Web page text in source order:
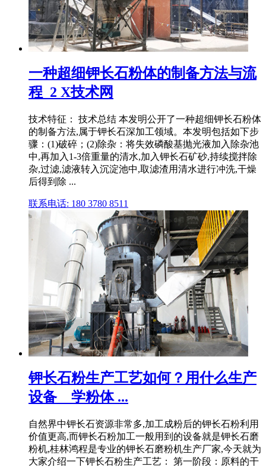
一种超细钾长石粉体的制备方法与流
程_2 X技术网
技术特征： 技术总结 本发明公开了一种超细钾长石粉体
的制备方法,属于钾长石深加工领域。本发明包括如下步
骤：(1)破碎；(2)除杂：将失效磷酸基抛光液加入除杂池
中,再加入1‑3倍重量的清水,加入钾长石矿砂,持续搅拌除
杂,过滤,滤液转入沉淀池中,取滤渣用清水进行冲洗,干燥
后得到除 ...
联系电话: 180 3780 8511
钾长石粉生产工艺如何？用什么生产
设备 _ 学粉体 ...
自然界中钾长石资源非常多,加工成粉后的钾长石粉利用
价值更高,而钾长石粉加工一般用到的设备就是钾长石磨
粉机,桂林鸿程是专业的钾长石磨粉机生产厂家,今天就为
大家介绍一下钾长石粉生产工艺： 第一阶段：原料的干